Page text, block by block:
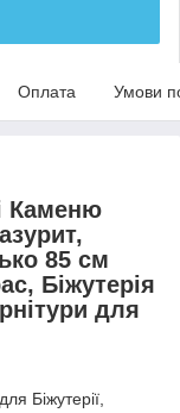
Оплата Умови
Каменю
85 см
Біжутерія
для
Біжутерії,